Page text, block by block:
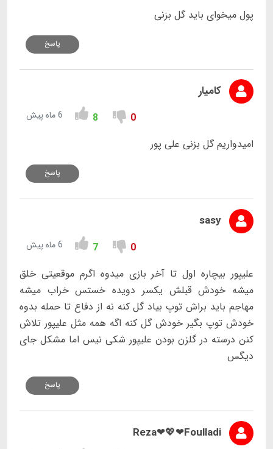
پول میخوای باید گل بزنی
پاسخ
کامیار
0
8 6 ماه پیش
امیدواریم گل بزنی علی پور
پاسخ
sasy
0
7 6 ماه پیش
علیپور بیچاره اول تا آخر بازی میدوه اگرم موقعیتی خلق
میشه خودش قبلش یکسر دویده خستس خراب میشه
مهاجم باید براش توپ بیاد گل کنه نه از دفاع تا حمله بدوه
خودش توپ بگیر خودش گل کنه اگه همه مثل علیپور تلاش
کنن درسته در گلزن بودن علیپور شکی نیس اما مشکل جای
دیگس
پاسخ
Reza❤💖❤Foulladi